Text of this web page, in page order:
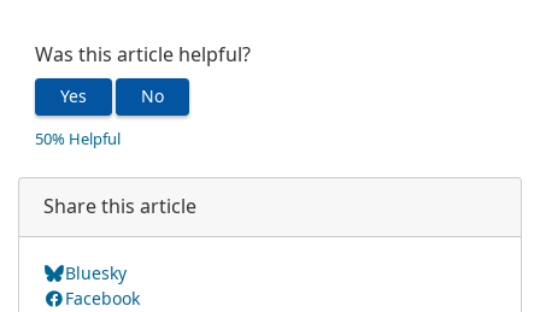
Was this article helpful?
Yes No
50% Helpful
Share this article
Bluesky
Facebook